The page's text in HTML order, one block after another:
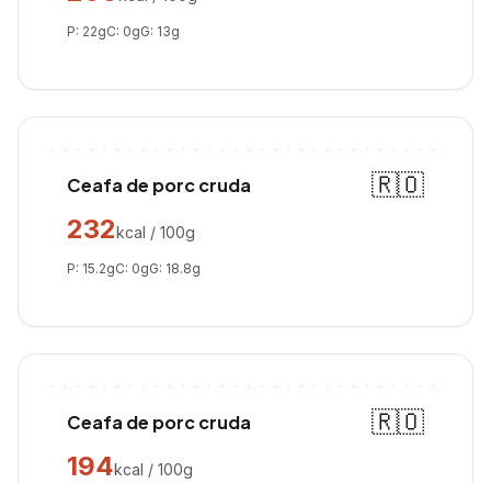
P: 22gC: 0gG: 13g
Ceafa de porc cruda
🇷🇴
232kcal / 100g
P: 15.2gC: 0gG: 18.8g
Ceafa de porc cruda
🇷🇴
194kcal / 100g